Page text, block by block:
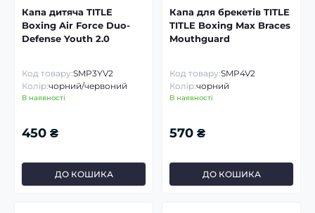
Капа дитяча TITLE
Boxing Air Force Duo-
Defense Youth 2.0
Код товару:SMP3YV2
Колір:чорний/червоний
В наявності
450 ₴
ДО КОШИКА
Капа для брекетів TITLE
TITLE Boxing Max Braces
Mouthguard
Код товару:SMP4V2
Колір:чорний
В наявності
570 ₴
ДО КОШИКА